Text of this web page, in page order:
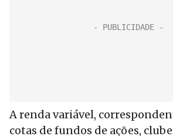
A renda variável,
cotas de fundos de ações,